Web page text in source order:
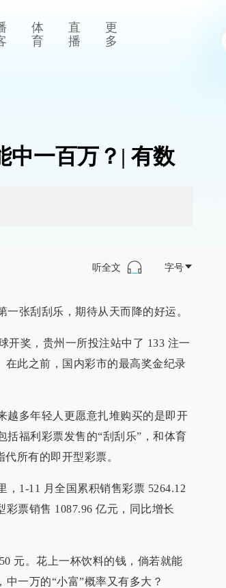
体
育
直
播
更
多
中一百万？| 有数
听全文 字号
张刮刮乐，期待从天而降的好运。
开奖，贵州一所投注站中了 133 注一
在此之前，国内彩市的最高奖金纪录
越多年轻人更愿意扎堆购买的是即开
福利彩票发售的“刮刮乐”，和体育
所有的即开型彩票。
，1-11 月全国累积销售彩票 5264.12
票销售 1087.96 亿元，同比增长
元。花上一杯饮料的钱，倘若就能
一万的“小富”概率又有多大？